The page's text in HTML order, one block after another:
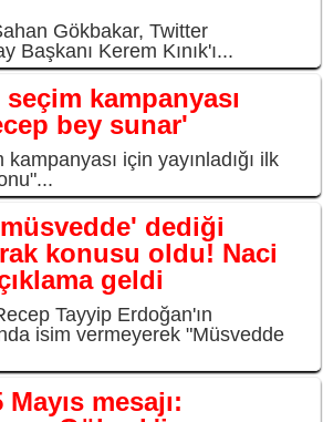
Gökbakar, Twitter
Başkanı Kerem Kınık'ı...
kampanyası
bey sunar'
için yayınladığı ilk
dediği
konusu oldu! Naci
geldi
Tayyip Erdoğan'ın
isim vermeyerek "Müsvedde
mesajı: